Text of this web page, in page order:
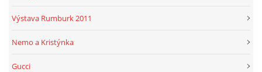
Výstava Rumburk 2011
Nemo a Kristýnka
Gucci